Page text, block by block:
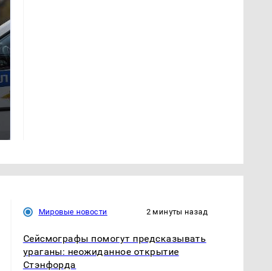
Мировые новости 2 минуты назад
Сейсмографы помогут предсказывать
ураганы: неожиданное открытие
Стэнфорда